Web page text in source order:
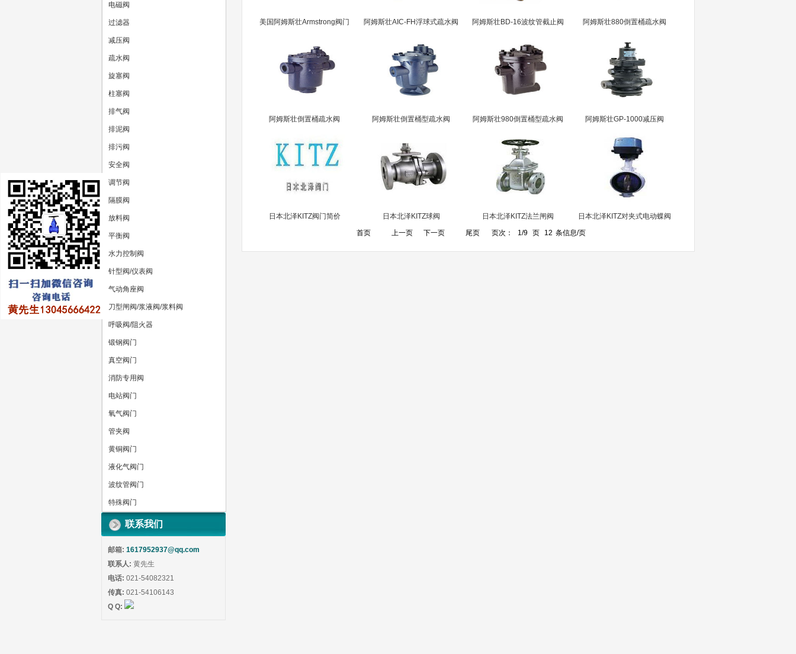
电磁阀
过滤器
减压阀
疏水阀
旋塞阀
柱塞阀
排气阀
排泥阀
排污阀
安全阀
调节阀
隔膜阀
放料阀
平衡阀
水力控制阀
针型阀/仪表阀
气动角座阀
刀型闸阀/浆液阀/浆料阀
呼吸阀/阻火器
锻钢阀门
真空阀门
消防专用阀
电站阀门
氧气阀门
管夹阀
黄铜阀门
液化气阀门
波纹管阀门
特殊阀门
联系我们
邮箱: 1617952937@qq.com
联系人: 黄先生
电话: 021-54082321
传真: 021-54106143
Q Q:
美国阿姆斯壮Armstrong阀门 阿姆斯壮AIC-FH浮球式疏水阀 阿姆斯壮BD-16波纹管截止阀 阿姆斯壮880倒置桶疏水阀
阿姆斯壮倒置桶疏水阀 阿姆斯壮倒置桶型疏水阀 阿姆斯壮980倒置桶型疏水阀 阿姆斯壮GP-1000减压阀
日本北泽KITZ阀门简价 日本北泽KITZ球阀 日本北泽KITZ法兰闸阀
日本北泽KITZ对夹式电动蝶阀
首页
上一页 下一页 尾页 页次： 1/9 页 12 条信息/页